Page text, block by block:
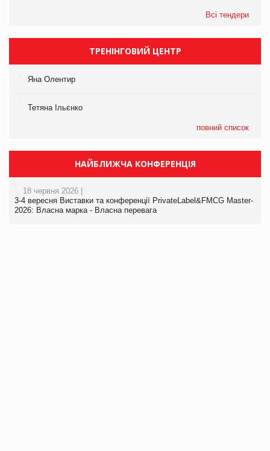
Всі тендери
ТРЕНІНГОВИЙ ЦЕНТР
Яна Олентир
Тетяна Ільєнко
повний список
НАЙБЛИЖЧА КОНФЕРЕНЦІЯ
18 червня 2026 |
3-4 вересня Виставки та конференції PrivateLabel&FMCG Master-
2026: Власна марка - Власна перевага